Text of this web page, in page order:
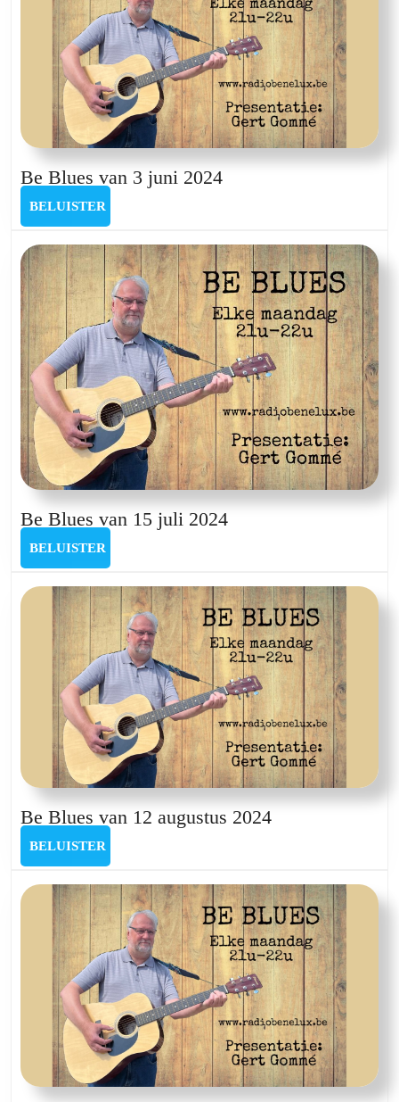
Be Blues van 3 juni 2024Be
3
juni
2024
BELUISTER
Be Blues van 15 juli 2024Be
15
juli
2024
BELUISTER
Be Blues van 12 augustus 2024Be
12
augustus
2024
BELUISTER